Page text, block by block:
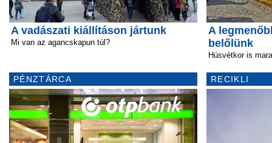
A vadászati kiállításon jártunk
Mi van az agancskapun túl?
PÉNZTÁRCA
A
belőlünk
Húsvétkor is
RECIKLI